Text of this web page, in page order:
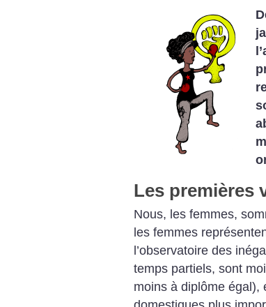
Les premières
Nous, les femmes,
les femmes
l’observatoire des
temps partiels, sont
moins à diplôme égal),